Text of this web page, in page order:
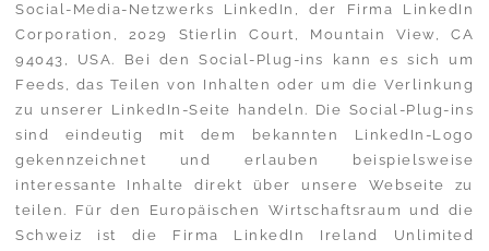
Social-Media-Netzwerks LinkedIn, der Firma LinkedIn
Corporation, 2029 Stierlin Court, Mountain View, CA
94043, USA. Bei den Social-Plug-ins kann es sich um
Feeds, das Teilen von Inhalten oder um die Verlinkung
zu unserer LinkedIn-Seite handeln. Die Social-Plug-ins
sind eindeutig mit dem bekannten LinkedIn-Logo
gekennzeichnet und erlauben beispielsweise
interessante Inhalte direkt über unsere Webseite zu
teilen. Für den Europäischen Wirtschaftsraum und die
Schweiz ist die Firma LinkedIn Ireland Unlimited